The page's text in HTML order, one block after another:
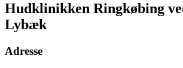
Hudklinikken Ringkøbing
Lybæk
Adresse